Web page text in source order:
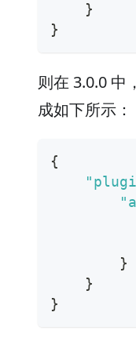
}
}
则在 3.0.0 中
成如下所示：
{
}
}
}